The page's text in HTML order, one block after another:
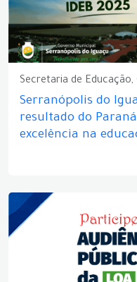
Secretaria de
Serranópolis do
resultado do
excelência na